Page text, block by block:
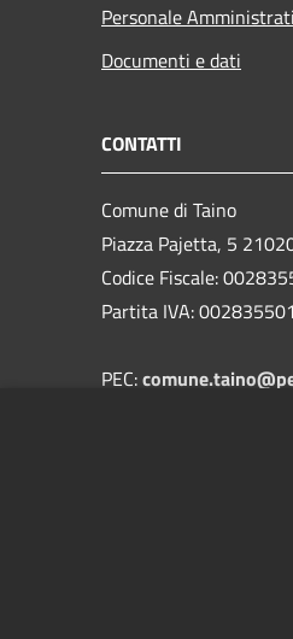
Personale
Documenti e dati
CONTATTI
Comune di Taino
Piazza Pajetta, 5
Codice Fiscale:
Partita IVA:
PEC: